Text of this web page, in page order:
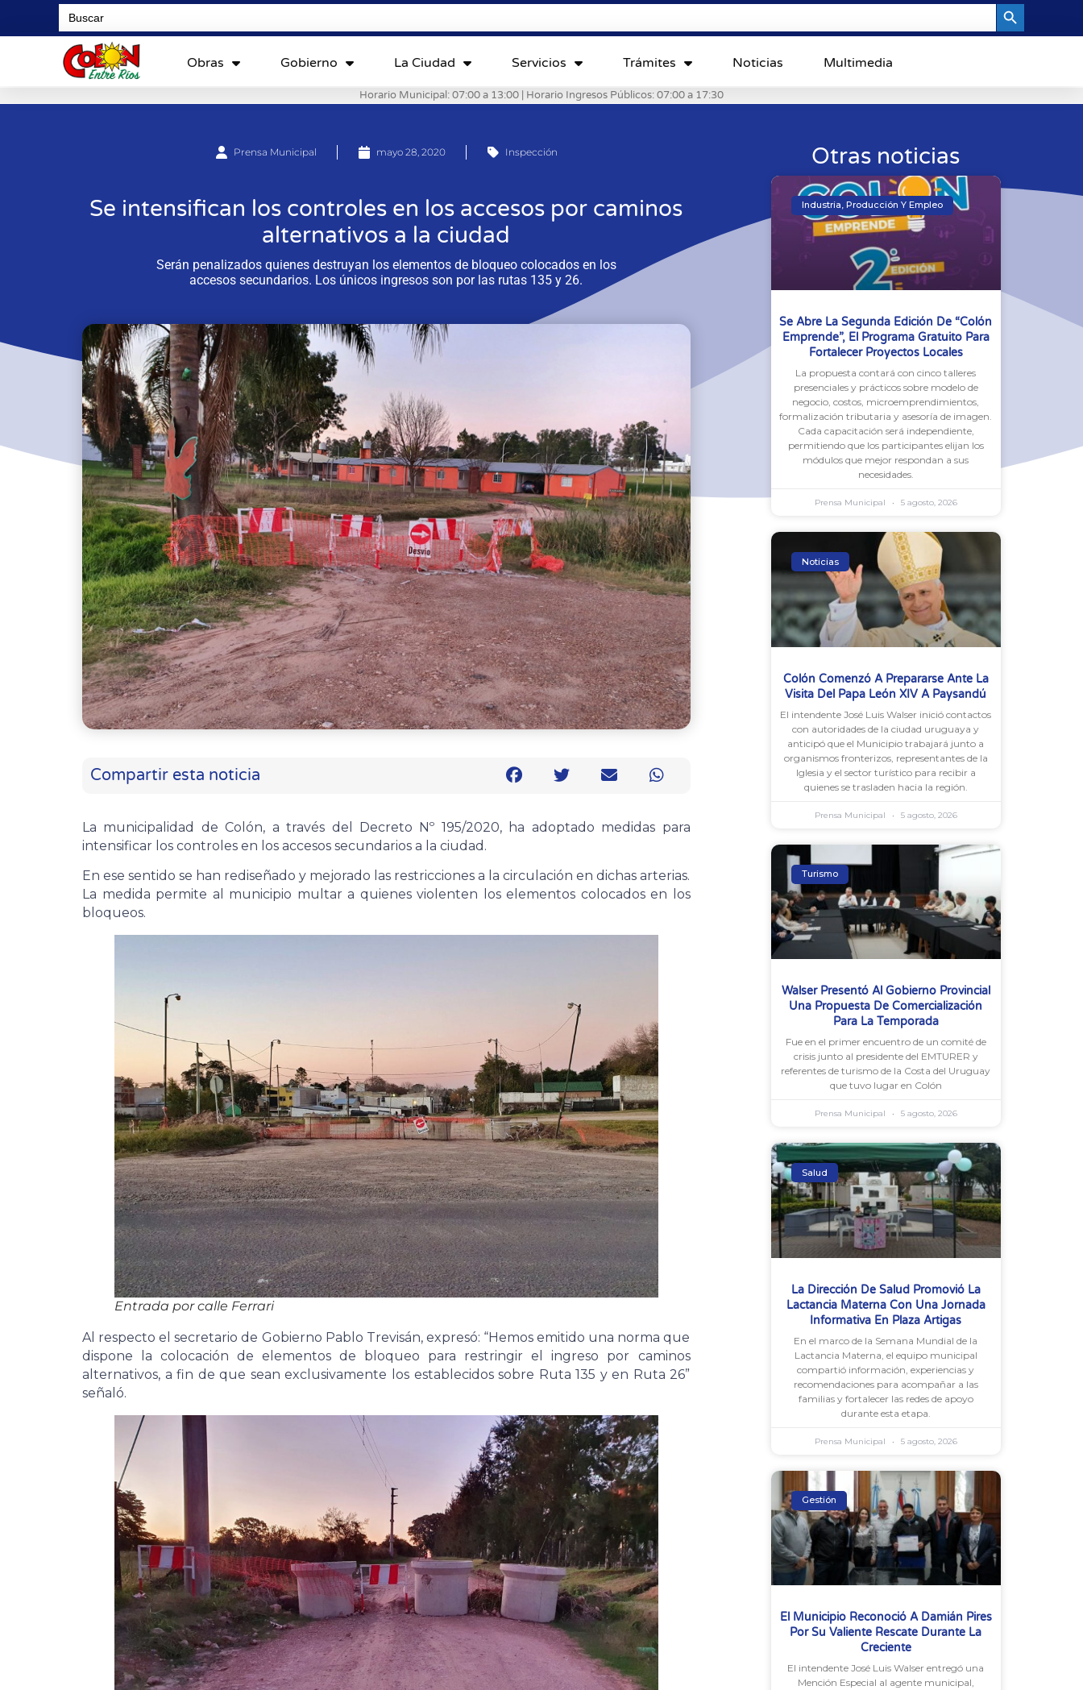
Search
for:
Obras Gobierno La Ciudad Servicios Trámites Noticias Multimedia
Horario Municipal: 07:00 a 13:00 | Horario Ingresos Públicos: 07:00 a 17:30
Prensa Municipal mayo 28, 2020 Inspección
Se intensifican los controles en los accesos por caminos
alternativos a la ciudad
Serán penalizados quienes destruyan los elementos de bloqueo colocados en los
accesos secundarios. Los únicos ingresos son por las rutas 135 y 26.
Compartir esta noticia
La municipalidad de Colón, a través del Decreto Nº 195/2020, ha adoptado medidas para
intensificar los controles en los accesos secundarios a la ciudad.
En ese sentido se han rediseñado y mejorado las restricciones a la circulación en dichas arterias.
La medida permite al municipio multar a quienes violenten los elementos colocados en los
bloqueos.
Entrada por calle Ferrari
Al respecto el secretario de Gobierno Pablo Trevisán, expresó: “Hemos emitido una norma que
dispone la colocación de elementos de bloqueo para restringir el ingreso por caminos
alternativos, a fin de que sean exclusivamente los establecidos sobre Ruta 135 y en Ruta 26”
señaló.
Otras noticias
Industria, Producción Y Empleo
Se Abre La Segunda Edición De “Colón
Emprende”, El Programa Gratuito Para
Fortalecer Proyectos Locales
La propuesta contará con cinco talleres
presenciales y prácticos sobre modelo de
negocio, costos, microemprendimientos,
formalización tributaria y asesoría de imagen.
Cada capacitación será independiente,
permitiendo que los participantes elijan los
módulos que mejor respondan a sus
necesidades.
Prensa Municipal 5 agosto, 2026
Noticias
Colón Comenzó A Prepararse Ante La
Visita Del Papa León XIV A Paysandú
El intendente José Luis Walser inició contactos
con autoridades de la ciudad uruguaya y
anticipó que el Municipio trabajará junto a
organismos fronterizos, representantes de la
Iglesia y el sector turístico para recibir a
quienes se trasladen hacia la región.
Prensa Municipal 5 agosto, 2026
Turismo
Walser Presentó Al Gobierno Provincial
Una Propuesta De Comercialización
Para La Temporada
Fue en el primer encuentro de un comité de
crisis junto al presidente del EMTURER y
referentes de turismo de la Costa del Uruguay
que tuvo lugar en Colón
Prensa Municipal 5 agosto, 2026
Salud
La Dirección De Salud Promovió La
Lactancia Materna Con Una Jornada
Informativa En Plaza Artigas
En el marco de la Semana Mundial de la
Lactancia Materna, el equipo municipal
compartió información, experiencias y
recomendaciones para acompañar a las
familias y fortalecer las redes de apoyo
durante esta etapa.
Prensa Municipal 5 agosto, 2026
Gestión
El Municipio Reconoció A Damián Pires
Por Su Valiente Rescate Durante La
Creciente
El intendente José Luis Walser entregó una
Mención Especial al agente municipal,